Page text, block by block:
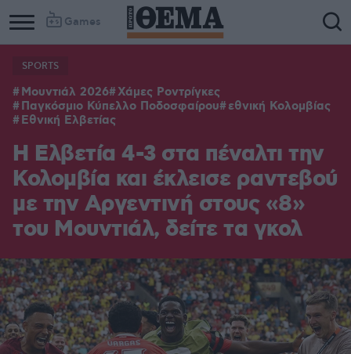
Games
SPORTS
Μουντιάλ 2026 Χάμες Ροντρίγκες
Παγκόσμιο Κύπελλο Ποδοσφαίρου
εθνική Κολομβίας
Εθνική Ελβετίας
Η Ελβετία 4-3 στα πέναλτι την
Κολομβία και έκλεισε ραντεβού
με την Αργεντινή στους «8»
του Μουντιάλ, δείτε τα γκολ